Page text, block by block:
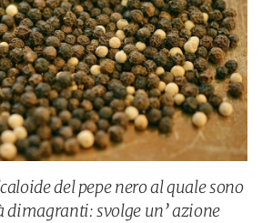
del pepe nero al quale sono
svolge un’ azione